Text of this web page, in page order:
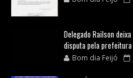
Delegado Railson
disputa pela
Bom dia Feijó